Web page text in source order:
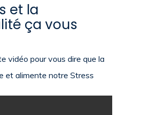
et la
ça vous
vidéo pour vous dire que la
et alimente notre Stress